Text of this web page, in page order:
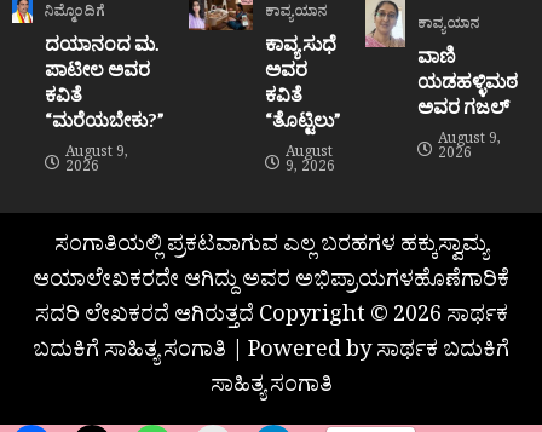
ನಿಮ್ಮೊಂದಿಗೆ
ದಯಾನಂದ ಮ.
ಪಾಟೀಲ ಅವರ
ಕವಿತೆ
“ಮರೆಯಬೇಕು?”
August 9,
2026
ಕಾವ್ಯಯಾನ
ಕಾವ್ಯ ಸುಧೆ
ಅವರ
ಕವಿತೆ
“ತೊಟ್ಟಿಲು”
August
9, 2026
ಕಾವ್ಯಯಾನ
ವಾಣಿ
ಯಡಹಳ್ಳಿಮಠ
ಅವರ ಗಜಲ್
August 9,
2026
ಸಂಗಾತಿಯಲ್ಲಿ ಪ್ರಕಟವಾಗುವ ಎಲ್ಲ ಬರಹಗಳ ಹಕ್ಕುಸ್ವಾಮ್ಯ
ಆಯಾಲೇಖಕರದೇ ಆಗಿದ್ದು ಅವರ ಅಭಿಪ್ರಾಯಗಳಹೊಣೆಗಾರಿಕೆ
ಸದರಿ ಲೇಖಕರದೆ ಆಗಿರುತ್ತದೆ Copyright © 2026 ಸಾರ್ಥಕ
ಬದುಕಿಗೆ ಸಾಹಿತ್ಯ ಸಂಗಾತಿ | Powered by ಸಾರ್ಥಕ ಬದುಕಿಗೆ
ಸಾಹಿತ್ಯ ಸಂಗಾತಿ